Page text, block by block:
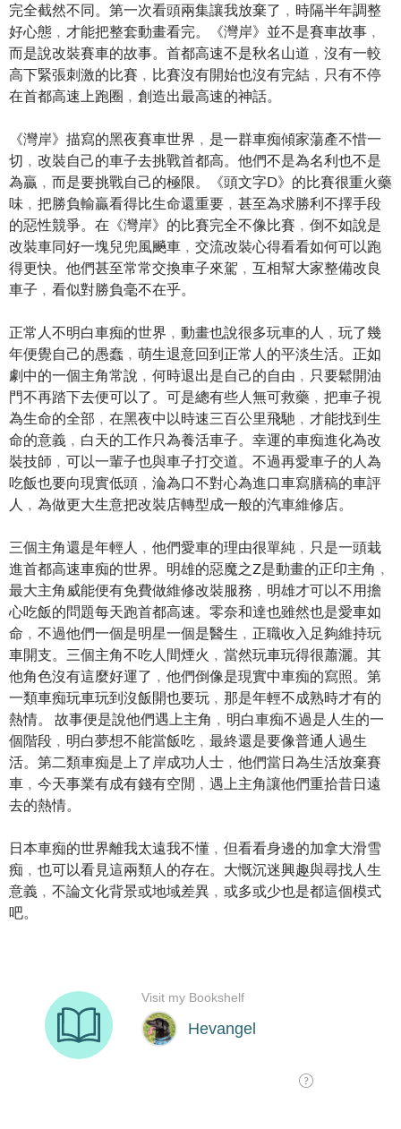
完全截然不同。第一次看頭兩集讓我放棄了﹐時隔半年調整
好心態﹐才能把整套動畫看完。《灣岸》並不是賽車故事﹐
而是說改裝賽車的故事。首都高速不是秋名山道﹐沒有一較
高下緊張刺激的比賽﹐比賽沒有開始也沒有完結﹐只有不停
在首都高速上跑圈﹐創造出最高速的神話。
《灣岸》描寫的黑夜賽車世界﹐是一群車痴傾家蕩產不惜一
切﹐改裝自己的車子去挑戰首都高。他們不是為名利也不是
為贏﹐而是要挑戰自己的極限。《頭文字D》的比賽很重火藥
味﹐把勝負輸贏看得比生命還重要﹐甚至為求勝利不擇手段
的惡性競爭。在《灣岸》的比賽完全不像比賽﹐倒不如說是
改裝車同好一塊兒兜風飈車﹐交流改裝心得看看如何可以跑
得更快。他們甚至常常交換車子來駕﹐互相幫大家整備改良
車子﹐看似對勝負毫不在乎。
正常人不明白車痴的世界﹐動畫也說很多玩車的人﹐玩了幾
年便覺自己的愚蠢﹐萌生退意回到正常人的平淡生活。正如
劇中的一個主角常說﹐何時退出是自己的自由﹐只要鬆開油
門不再踏下去便可以了。可是總有些人無可救藥﹐把車子視
為生命的全部﹐在黑夜中以時速三百公里飛馳﹐才能找到生
命的意義﹐白天的工作只為養活車子。幸運的車痴進化為改
裝技師﹐可以一輩子也與車子打交道。不過再愛車子的人為
吃飯也要向現實低頭﹐淪為口不對心為進口車寫膳稿的車評
人﹐為做更大生意把改裝店轉型成一般的汽車維修店。
三個主角還是年輕人﹐他們愛車的理由很單純﹐只是一頭栽
進首都高速車痴的世界。明雄的惡魔之Z是動畫的正印主角﹐
最大主角威能便有免費做維修改裝服務﹐明雄才可以不用擔
心吃飯的問題每天跑首都高速。零奈和達也雖然也是愛車如
命﹐不過他們一個是明星一個是醫生﹐正職收入足夠維持玩
車開支。三個主角不吃人間煙火﹐當然玩車玩得很蕭灑。其
他角色沒有這麼好運了﹐他們倒像是現實中車痴的寫照。第
一類車痴玩車玩到沒飯開也要玩﹐那是年輕不成熟時才有的
熱情。 故事便是說他們遇上主角﹐明白車痴不過是人生的一
個階段﹐明白夢想不能當飯吃﹐最終還是要像普通人過生
活。第二類車痴是上了岸成功人士﹐他們當日為生活放棄賽
車﹐今天事業有成有錢有空閒﹐遇上主角讓他們重拾昔日遠
去的熱情。
日本車痴的世界離我太遠我不懂﹐但看看身邊的加拿大滑雪
痴﹐也可以看見這兩類人的存在。大慨沉迷興趣與尋找人生
意義﹐不論文化背景或地域差異﹐或多或少也是都這個模式
吧。